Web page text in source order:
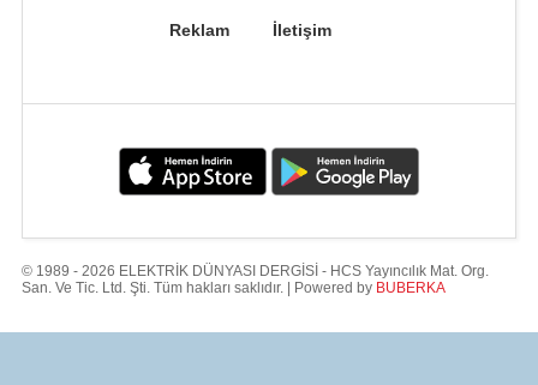
Reklam İletişim
© 1989 - 2026 ELEKTRİK DÜNYASI DERGİSİ - HCS Yayıncılık Mat. Org.
San. Ve Tic. Ltd. Şti. Tüm hakları saklıdır. | Powered by BUBERKA